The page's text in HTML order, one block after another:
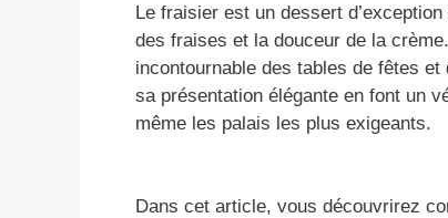
Le fraisier est un dessert
des fraises et la douceur de la
incontournable des tables de fêtes
sa présentation élégante en font un
même les palais les plus exigeants.
Dans cet article, vous découvrirez